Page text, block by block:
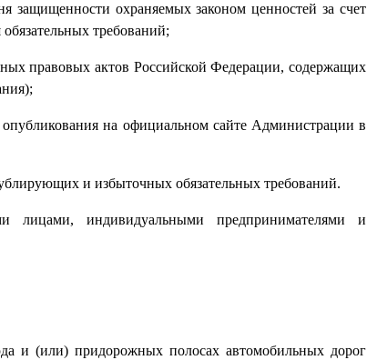
защищенности охраняемых законом ценностей за счет
требований;
правовых актов Российской Федерации, содержащих
на официальном сайте Администрации в
и избыточных обязательных требований.
лицами, индивидуальными предпринимателями и
и (или) придорожных полосах автомобильных дорог